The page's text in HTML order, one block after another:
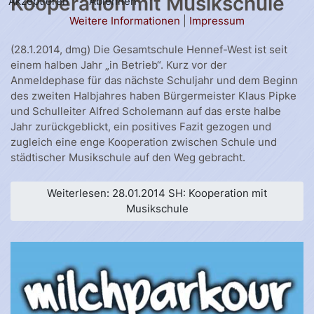
(28.1.2014, dmg) Die Gesamtschule Hennef-West ist seit
einem halben Jahr „in Betrieb“. Kurz vor der
Anmeldephase für das nächste Schuljahr und dem Beginn
des zweiten Halbjahres haben Bürgermeister Klaus Pipke
und Schulleiter Alfred Scholemann auf das erste halbe
Jahr zurückgeblickt, ein positives Fazit gezogen und
zugleich eine enge Kooperation zwischen Schule und
städtischer Musikschule auf den Weg gebracht.
Weiterlesen: 28.01.2014 SH: Kooperation mit
Musikschule
Weitere Informationen
Impressum